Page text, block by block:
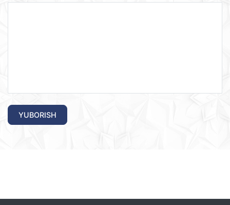
YUBORISH